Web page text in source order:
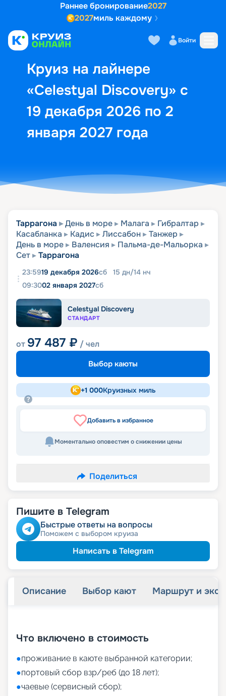
Раннее бронирование2027
2027миль каждому
Войти
Круиз на лайнере
«Celestyal Discovery» с
19 декабря 2026 по 2
января 2027 года
Выбор кают Маршрут и
Таррагона День в море Малага
Гибралтар
Касабланка
Кадис Лиссабон
Танжер
День в море
Валенсия
Пальма-де-Мальорка
Сет
Таррагона
23:5919 декабря 2026сб 15 дн/14 нч
09:3002 января 2027сб
Celestyal Discovery
СТАНДАРТ
от 97 487 ₽ / чел
Выбор каюты
+1 000Круизных миль
Добавить в избранное
Моментально оповестим о снижении цены
Поделиться
Пишите в Telegram
Быстрые ответы на вопросы
Поможем с выбором круиза
Написать в Telegram
Описание Выбор кают Маршрут и
Что включено в стоимость
●проживание в каюте выбранной категории;
●портовый сбор взр/реб (до 18 лет);
●чаевые (сервисный сбор);